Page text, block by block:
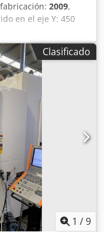
2009,
en el eje Y: 450
Siemens 840 D
de husillo:
mm/min Sistema
Superficie de
la pieza de
4,4
x 2,5 m Sistema de
completa
Clasificado
1 /9